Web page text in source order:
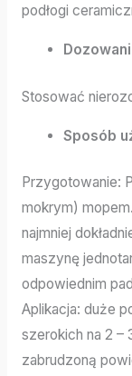
podłogi
Stosować
Sposób
Przygotowanie:
mokrym)
najmniej
maszynę
odpowiednim
Aplikacja: duże
szerokich na 2 –
zabrudzoną